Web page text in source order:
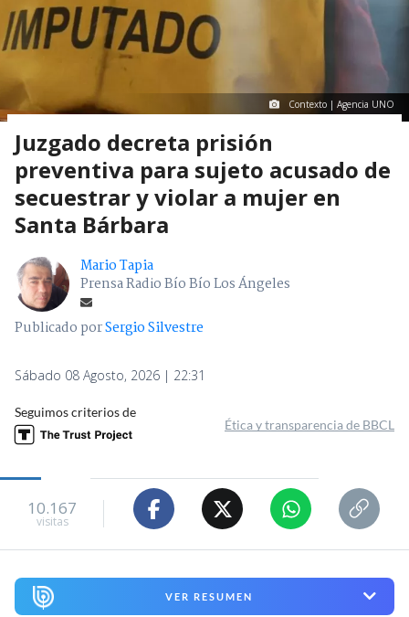
Contexto | Agencia UNO
Juzgado decreta prisión
preventiva para sujeto acusado de
secuestrar y violar a mujer en
Santa Bárbara
Mario Tapia
Prensa Radio Bío Bío Los Ángeles
Publicado porSergio Silvestre
Sábado 08 Agosto, 2026 | 22:31
Seguimos criterios de
Ética y transparencia de BBCL
10.167
visitas
VER RESUMEN